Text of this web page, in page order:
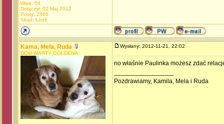
Wiek: 54
Dołączył: 02 Maj 2012
Posty: 2866
Skąd: Łódź
Kama, Mela, Ruda
DOM WARTY GOLDENA
Wysłany: 2012-11-21, 22:02
no właśnie Paulinka możesz zdać
Pozdrawiamy, Kamila, Mela i Ruda